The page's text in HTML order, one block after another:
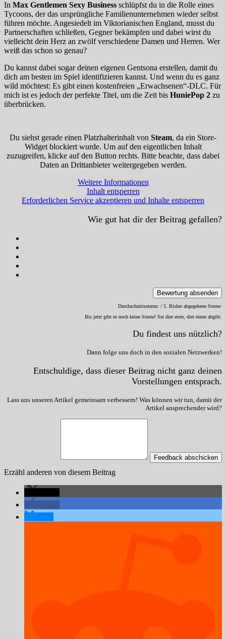
In Max Gentlemen Sexy Business schlüpfst du in die Rolle eines
Tycoons, der das ursprüngliche Familienunternehmen wieder selbst
führen möchte. Angesiedelt im Viktorianischen England, musst du
Partnerschaften schließen, Gegner bekämpfen und dabei wirst du
vielleicht dein Herz an zwölf verschiedene Damen und Herren. Wer
weiß das schon so genau?
Du kannst dabei sogar deinen eigenen Gentsona erstellen, damit du
dich am besten im Spiel identifizieren kannst. Und wenn du es ganz
wild möchtest: Es gibt einen kostenfreien „Erwachsenen“-DLC. Für
mich ist es jedoch der perfekte Titel, um die Zeit bis HuniePop 2 zu
überbrücken.
Du siehst gerade einen Platzhalterinhalt von Steam, da ein Store-
Widget blockiert wurde. Um auf den eigentlichen Inhalt
zuzugreifen, klicke auf den Button rechts. Bitte beachte, dass dabei
Daten an Drittanbieter weitergegeben werden.
Weitere Informationen
Inhalt entsperren
Erforderlichen Service akzeptieren und Inhalte entsperren
Wie gut hat dir der Beitrag gefallen?
Bewertung absenden
Durchschnittssterne: / 5. Bisher abgegebene Sterne:
Bis jetzt gibt es noch keine Sterne! Sei dier erste, dier einen abgibt.
Du findest uns nützlich?
Dann folge uns doch in den sozialen Netzwerken!
Entschuldige, dass dieser Beitrag nicht ganz deinen
Vorstellungen entsprach.
Lass uns unseren Artikel gemeinsam verbessern! Was können wir tun, damit der
Artikel ansprechender wird?
Feedback abschicken
Erzähl anderen von diesem Beitrag